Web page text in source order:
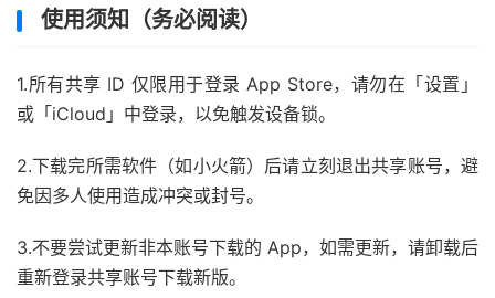
使用须知（务必阅读）
1.所有共享 ID 仅限用于登录 App Store，请勿在「设置」
或「iCloud」中登录，以免触发设备锁。
2.下载完所需软件（如小火箭）后请立刻退出共享账号，避
免因多人使用造成冲突或封号。
3.不要尝试更新非本账号下载的 App，如需更新，请卸载后
重新登录共享账号下载新版。